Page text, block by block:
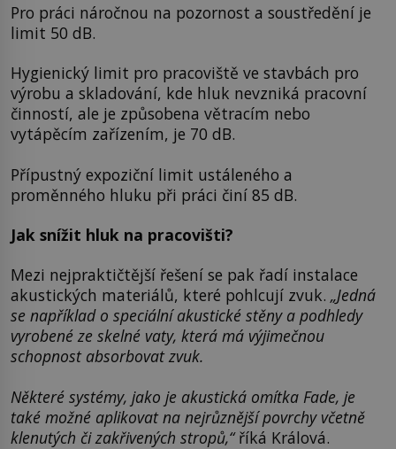
Pro práci náročnou na pozornost a soustředění je
limit 50 dB.
Hygienický limit pro pracoviště ve stavbách pro
výrobu a skladování, kde hluk nevzniká pracovní
činností, ale je způsobena větracím nebo
vytápěcím zařízením, je 70 dB.
Přípustný expoziční limit ustáleného a
proměnného hluku při práci činí 85 dB.
Jak snížit hluk na pracovišti?
Mezi nejpraktičtější řešení se pak řadí instalace
akustických materiálů, které pohlcují zvuk. „Jedná
se například o speciální akustické stěny a podhledy
vyrobené ze skelné vaty, která má výjimečnou
schopnost absorbovat zvuk.
Některé systémy, jako je akustická omítka Fade, je
také možné aplikovat na nejrůznější povrchy včetně
klenutých či zakřivených stropů,“říká Králová.